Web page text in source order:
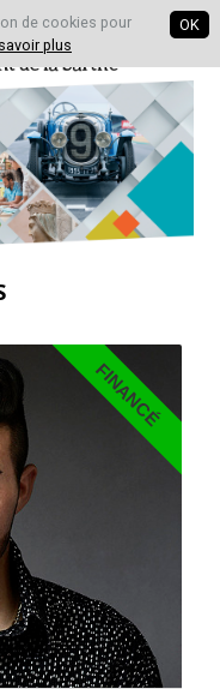
de cookies pour
plus
OK
FINANCÉ